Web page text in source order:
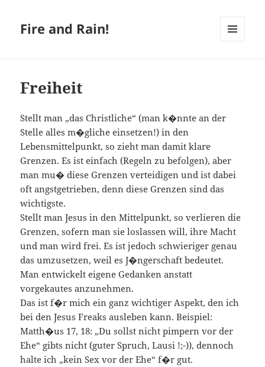
Fire and Rain!
Freiheit
Stellt man „das Christliche“ (man k�nnte an der
Stelle alles m�gliche einsetzen!) in den
Lebensmittelpunkt, so zieht man damit klare
Grenzen. Es ist einfach (Regeln zu befolgen), aber
man mu� diese Grenzen verteidigen und ist dabei
oft angstgetrieben, denn diese Grenzen sind das
wichtigste.
Stellt man Jesus in den Mittelpunkt, so verlieren die
Grenzen, sofern man sie loslassen will, ihre Macht
und man wird frei. Es ist jedoch schwieriger genau
das umzusetzen, weil es J�ngerschaft bedeutet.
Man entwickelt eigene Gedanken anstatt
vorgekautes anzunehmen.
Das ist f�r mich ein ganz wichtiger Aspekt, den ich
bei den Jesus Freaks ausleben kann. Beispiel:
Matth�us 17, 18: „Du sollst nicht pimpern vor der
Ehe“ gibts nicht (guter Spruch, Lausi !;-)), dennoch
halte ich „kein Sex vor der Ehe“ f�r gut.